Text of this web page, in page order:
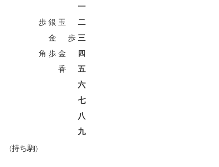
一
歩銀 玉 二
金 歩三
角 歩金 四
香
五
六
七
八
九
(持ち駒)